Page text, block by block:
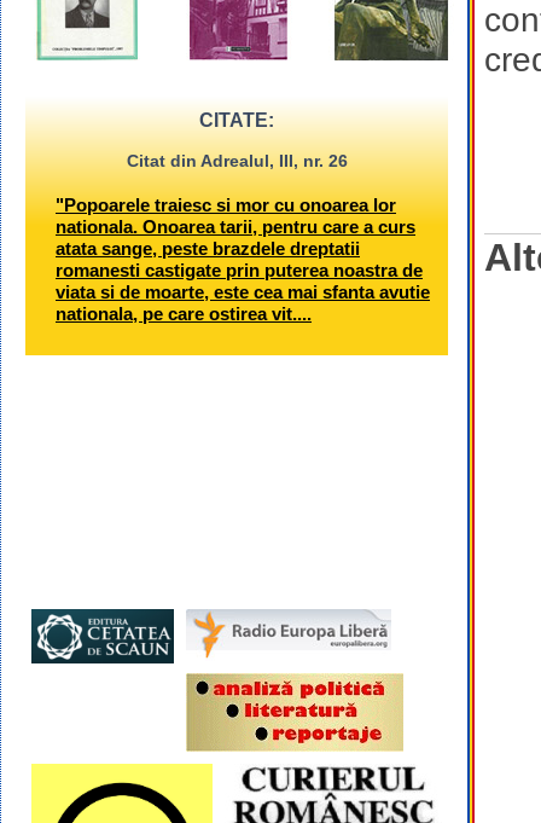
CITATE:
Citat din Adrealul, III, nr. 26
"Popoarele traiesc si mor cu onoarea lor
nationala. Onoarea tarii, pentru care a curs
atata sange, peste brazdele dreptatii
romanesti castigate prin puterea noastra de
viata si de moarte, este cea mai sfanta avutie
nationala, pe care ostirea vit....